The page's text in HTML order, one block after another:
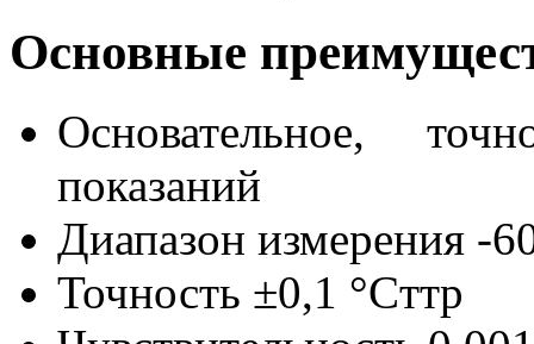
Основные
Основательное,
показаний
Диапазон измерения -
Точность ±0,1 °Cттр